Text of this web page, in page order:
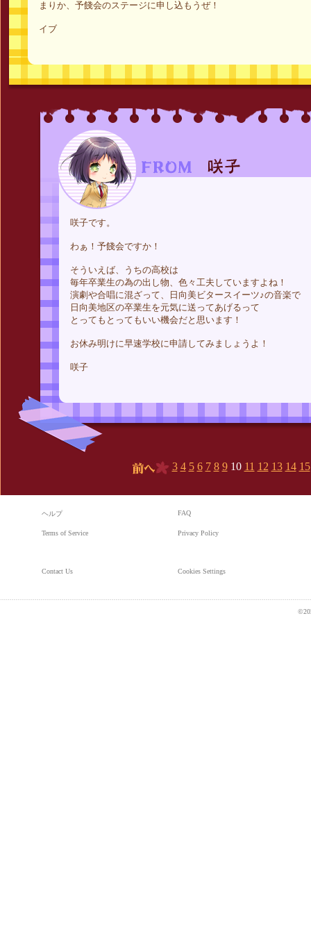
まりか、予餞会のステージに申し込もうぜ！
イブ
咲子です。
わぁ！予餞会ですか！
そういえば、うちの高校は
毎年卒業生の為の出し物、色々工夫していますよね！
演劇や合唱に混ざって、日向美ビタースイーツ♪の音楽で
日向美地区の卒業生を元気に送ってあげるって
とってもとってもいい機会だと思います！
お休み明けに早速学校に申請してみましょうよ！
咲子
3 4 5 6 7 8 9 10 11 12 13 14 15
ヘルプ FAQ
Terms of Service Privacy Policy
Contact Us Cookies Settings